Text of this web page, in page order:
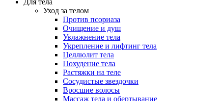
Для тела
Уход за телом
Против псориаза
Очищение и душ
Увлажнение тела
Укрепление и лифтинг тела
Целлюлит тела
Похудение тела
Растяжки на теле
Сосудистые звездочки
Вросшие волосы
Массаж тела и обертывание